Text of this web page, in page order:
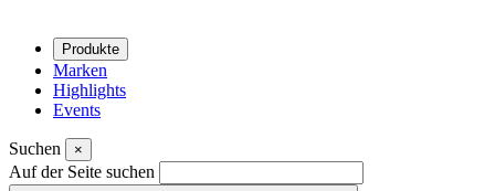
Produkte
Marken
Highlights
Events
Suchen ×
Auf der Seite suchen